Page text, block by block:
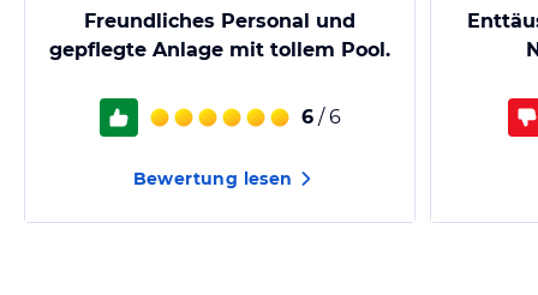
Freundliches Personal und
gepflegte Anlage mit tollem Pool.
6 / 6
Bewertung lesen